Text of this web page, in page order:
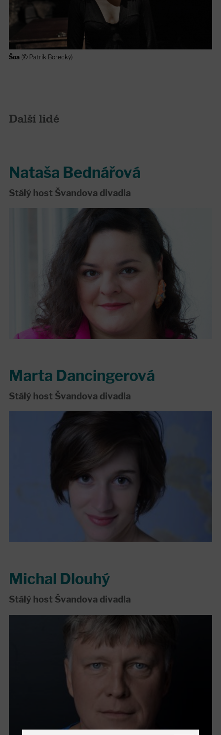
Šoa (© Patrik Borecký)
Další lidé
Nataša Bednářová
Stálý host Švandova divadla
Marta Dancingerová
Stálý host Švandova divadla
Michal Dlouhý
Stálý host Švandova divadla